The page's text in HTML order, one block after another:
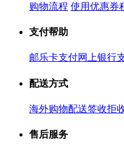
购物流程 使用优惠券
支付帮助
邮乐卡支付网上银行
配送方式
海外购物配送签收拒
售后服务